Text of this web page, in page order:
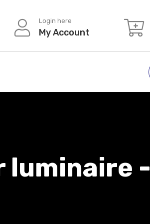
Login here
My Account
luminaire -